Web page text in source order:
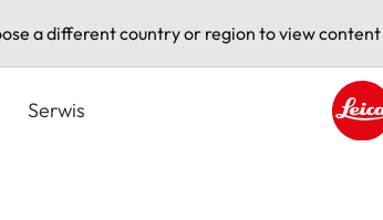
a different country or region to view
Serwis